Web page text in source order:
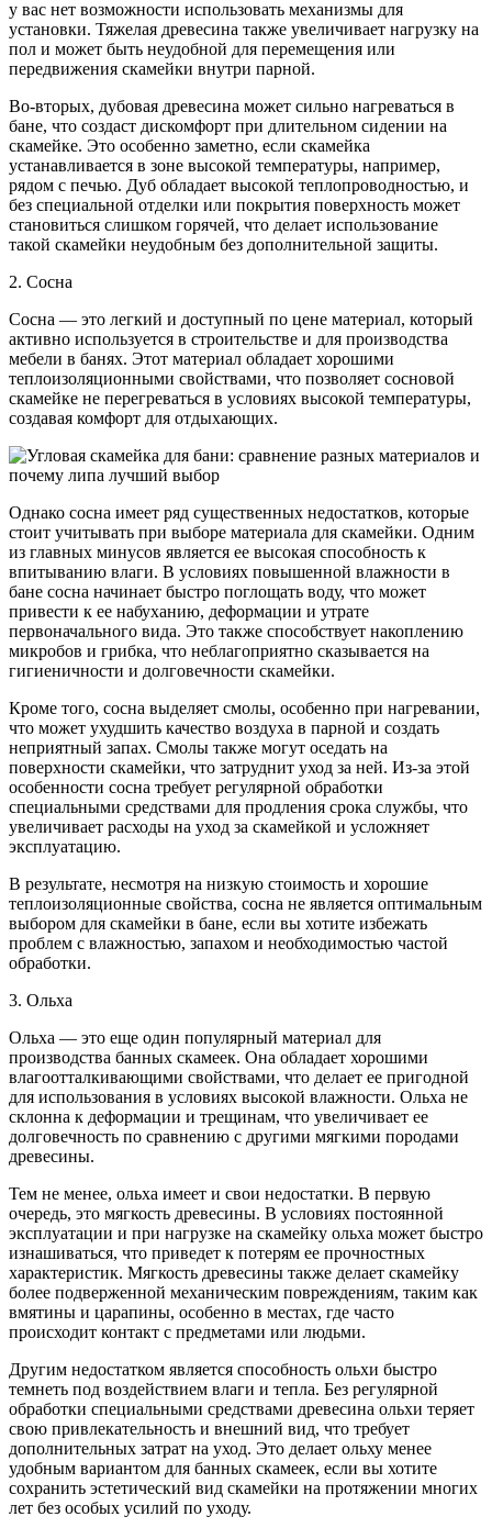
у вас нет возможности использовать механизмы для
установки. Тяжелая древесина также увеличивает нагрузку на
пол и может быть неудобной для перемещения или
передвижения скамейки внутри парной.
Во-вторых, дубовая древесина может сильно нагреваться в
бане, что создаст дискомфорт при длительном сидении на
скамейке. Это особенно заметно, если скамейка
устанавливается в зоне высокой температуры, например,
рядом с печью. Дуб обладает высокой теплопроводностью, и
без специальной отделки или покрытия поверхность может
становиться слишком горячей, что делает использование
такой скамейки неудобным без дополнительной защиты.
2. Сосна
Сосна — это легкий и доступный по цене материал, который
активно используется в строительстве и для производства
мебели в банях. Этот материал обладает хорошими
теплоизоляционными свойствами, что позволяет сосновой
скамейке не перегреваться в условиях высокой температуры,
создавая комфорт для отдыхающих.
Однако сосна имеет ряд существенных недостатков, которые
стоит учитывать при выборе материала для скамейки. Одним
из главных минусов является ее высокая способность к
впитыванию влаги. В условиях повышенной влажности в
бане сосна начинает быстро поглощать воду, что может
привести к ее набуханию, деформации и утрате
первоначального вида. Это также способствует накоплению
микробов и грибка, что неблагоприятно сказывается на
гигиеничности и долговечности скамейки.
Кроме того, сосна выделяет смолы, особенно при нагревании,
что может ухудшить качество воздуха в парной и создать
неприятный запах. Смолы также могут оседать на
поверхности скамейки, что затруднит уход за ней. Из-за этой
особенности сосна требует регулярной обработки
специальными средствами для продления срока службы, что
увеличивает расходы на уход за скамейкой и усложняет
эксплуатацию.
В результате, несмотря на низкую стоимость и хорошие
теплоизоляционные свойства, сосна не является оптимальным
выбором для скамейки в бане, если вы хотите избежать
проблем с влажностью, запахом и необходимостью частой
обработки.
3. Ольха
Ольха — это еще один популярный материал для
производства банных скамеек. Она обладает хорошими
влагоотталкивающими свойствами, что делает ее пригодной
для использования в условиях высокой влажности. Ольха не
склонна к деформации и трещинам, что увеличивает ее
долговечность по сравнению с другими мягкими породами
древесины.
Тем не менее, ольха имеет и свои недостатки. В первую
очередь, это мягкость древесины. В условиях постоянной
эксплуатации и при нагрузке на скамейку ольха может быстро
изнашиваться, что приведет к потерям ее прочностных
характеристик. Мягкость древесины также делает скамейку
более подверженной механическим повреждениям, таким как
вмятины и царапины, особенно в местах, где часто
происходит контакт с предметами или людьми.
Другим недостатком является способность ольхи быстро
темнеть под воздействием влаги и тепла. Без регулярной
обработки специальными средствами древесина ольхи теряет
свою привлекательность и внешний вид, что требует
дополнительных затрат на уход. Это делает ольху менее
удобным вариантом для банных скамеек, если вы хотите
сохранить эстетический вид скамейки на протяжении многих
лет без особых усилий по уходу.